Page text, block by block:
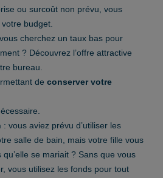
ou surcoût non prévu, vous
budget.
cherchez un taux bas pour
? Découvrez l’offre attractive
bureau.
de conserver votre
: vous aviez prévu d’utiliser les
salle de bain, mais votre fille vous
se mariait ? Sans que vous
vous utilisez les fonds pour tout